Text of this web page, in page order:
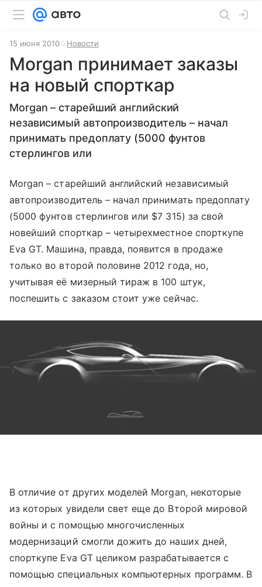
15 июня 2010 Новости
Morgan принимает заказы
на новый спорткар
Morgan – старейший английский
независимый автопроизводитель – начал
принимать предоплату (5000 фунтов
стерлингов или
Morgan – старейший английский независимый
автопроизводитель – начал принимать предоплату
(5000 фунтов стерлингов или $7 315) за свой
новейший спорткар – четырехместное спорткупе
Eva GT. Машина, правда, появится в продаже
только во второй половине 2012 года, но,
учитывая её мизерный тираж в 100 штук,
поспешить с заказом стоит уже сейчас.
В отличие от других моделей Morgan, некоторые
из которых увидели свет еще до Второй мировой
войны и с помощью многочисленных
модернизаций смогли дожить до наших дней,
спорткупе Eva GT целиком разрабатывается с
помощью специальных компьютерных программ. В